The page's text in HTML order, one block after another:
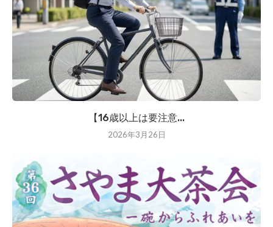
【16歳以上は要注意...
2026年3月26日